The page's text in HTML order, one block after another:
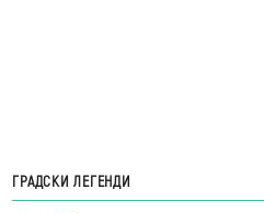
ГРАДСКИ ЛЕГЕНДИ